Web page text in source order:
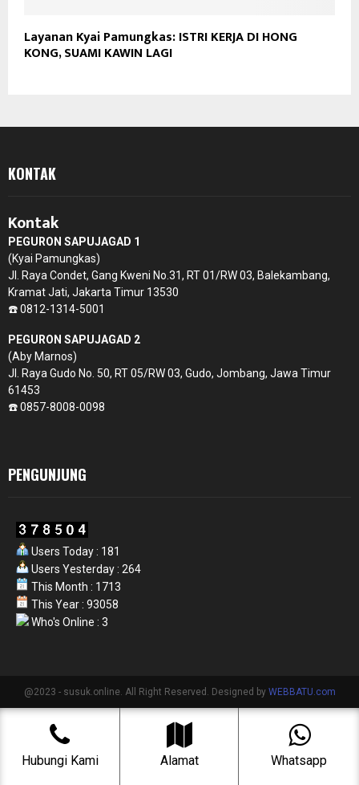
Layanan Kyai Pamungkas: ISTRI KERJA DI HONG
KONG, SUAMI KAWIN LAGI
KONTAK
Kontak
PEGURON SAPUJAGAD 1
(Kyai Pamungkas)
Jl. Raya Condet, Gang Kweni No.31, RT 01/RW 03, Balekambang,
Kramat Jati, Jakarta Timur 13530
☎️ 0812-1314-5001
PEGURON SAPUJAGAD 2
(Aby Marnos)
Jl. Raya Gudo No. 50, RT 05/RW 03, Gudo, Jombang, Jawa Timur
61453
☎️ 0857-8008-0098
PENGUNJUNG
Users Today : 181
Users Yesterday : 264
This Month : 1713
This Year : 93058
Who's Online : 3
@2023 - susuk.online. All Right Reserved. Designed by WEBBATU.com
Hubungi Kami Alamat Whatsapp